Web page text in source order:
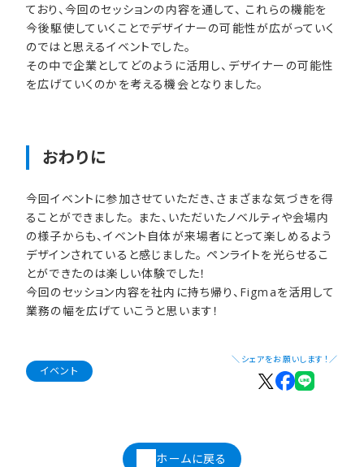
ており、今回のセッションの内容を通して、 これらの機能を
今後駆使していくことでデザイナーの可能性が広がっていく
のではと思えるイベントでした。
その中で企業としてどのように活用し、デザイナーの可能性
を広げていくのかを考える機会となりました。
おわりに
今回イベントに参加させていただき、さまざまな気づきを得
ることができました。 また、いただいたノベルティや会場内
の様子からも、イベント自体が来場者にとって楽しめるよう
デザインされていると感じました。 ペンライトを光らせるこ
とができたのは楽しい体験でした！
今回のセッション内容を社内に持ち帰り、Figmaを活用して
業務の幅を広げていこうと思います！
イベント
＼シェアをお願いします！／
ホームに戻る